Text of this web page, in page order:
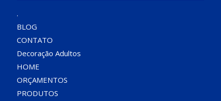
.
BLOG
CONTATO
Decoração Adultos
HOME
ORÇAMENTOS
PRODUTOS